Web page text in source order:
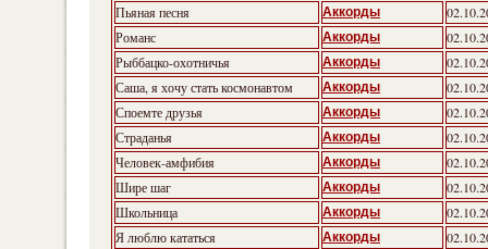
Пьяная песня
Аккорды
Романс
Аккорды
Рыббацко-охотничья
Аккорды
Саша, я хочу стать космонавтом
Аккорды
Споемте друзья
Аккорды
Страданья
Аккорды
Человек-амфибия
Аккорды
Шире шаг
Аккорды
Школьница
Аккорды
Я люблю кататься
Аккорды